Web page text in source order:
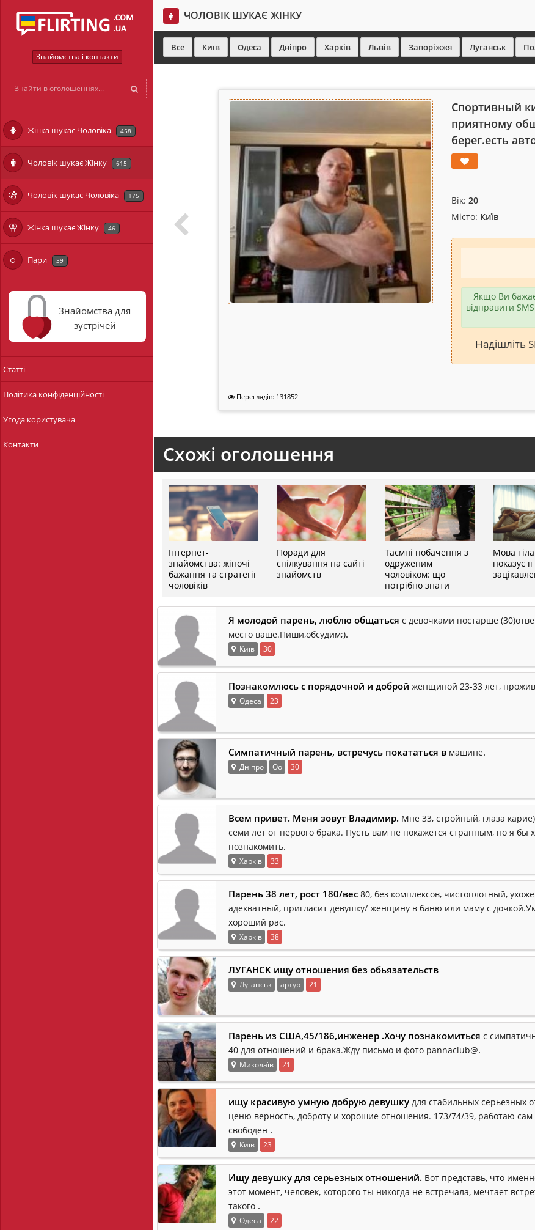
Знайомства і контакти
Жінка шукає Чоловіка 458
Чоловік шукає Жінку 615
Чоловік шукає Чоловіка 175
Жінка шукає Жінку 46
Пари 39
Знайомства для
зустрічей
Статті
Політика конфіденційності
Угода користувача
Контакти
ЧОЛОВІК ШУКАЄ ЖІНКУ
Все Київ Одеса Дніпро Харків Львів Запоріжжя Луганськ
Спортивный
приятному
берег.есть
Вік: 20
Місто: Київ
Якщо Ви
відправити
Надішліть
Переглядів: 131852
Схожі оголошення
Інтернет-
знайомства: жіночі
бажання та стратегії
чоловіків
Поради для
спілкування на сайті
знайомств
Таємні побачення з
одруженим
чоловіком: що
потрібно знати
Мова
показує
Я молодой парень, люблю общаться с девочками постарше
место ваше.Пиши,обсудим;).
Київ 30
Познакомлюсь с порядочной и доброй женщиной 23-33 лет,
Одеса 23
Симпатичный парень, встречусь покататься в машине.
Дніпро Oo 30
Всем привет. Меня зовут Владимир. Мне 33, стройный, глаза
семи лет от первого брака. Пусть вам не покажется странным, но я бы
познакомить.
Харків 33
Парень 38 лет, рост 180/вес 80, без комплексов, чистоплотный,
адекватный, пригласит девушку/ женщину в баню или маму с
хороший рас.
Харків 38
ЛУГАНСК ищу отношения без обьязательств
Луганськ артур 21
Парень из США,45/186,инженер .Хочу познакомиться с
40 для отношений и брака.Жду письмо и фото pannaclub@.
Миколаїв 21
ищу красивую умную добрую девушку для стабильных серьезных
ценю верность, доброту и хорошие отношения. 173/74/39, работаю сам
свободен .
Київ 23
Ищу девушку для серьезных отношений. Вот представь, что
этот момент, человек, которого ты никогда не встречала, мечтает
такого .
Одеса 22